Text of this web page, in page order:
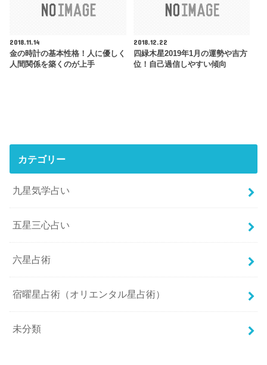
2018.11.14
金の時計の基本性格！人に優しく
人間関係を築くのが上手
2018.12.22
四緑木星2019年1月の運勢や吉方
位！自己過信しやすい傾向
カテゴリー
九星気学占い
五星三心占い
六星占術
宿曜星占術（オリエンタル星占術）
未分類